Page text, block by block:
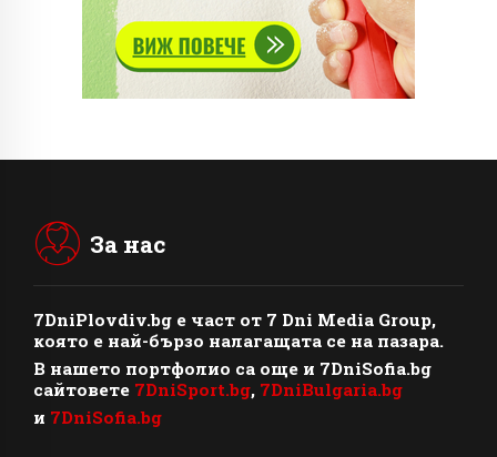
За нас
7DniPlovdiv.bg e част от 7 Dni Media Group,
която е най-бързо налагащата се на пазара.
В нашето портфолио са още и 7DniSofia.bg
сайтовете 7DniSport.bg, 7DniBulgaria.bg
и 7DniSofia.bg